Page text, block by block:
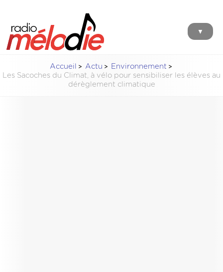
▼
Accueil Actu
Environnement
Les Sacoches du Climat, à vélo pour sensibiliser les élèves au
dérèglement climatique